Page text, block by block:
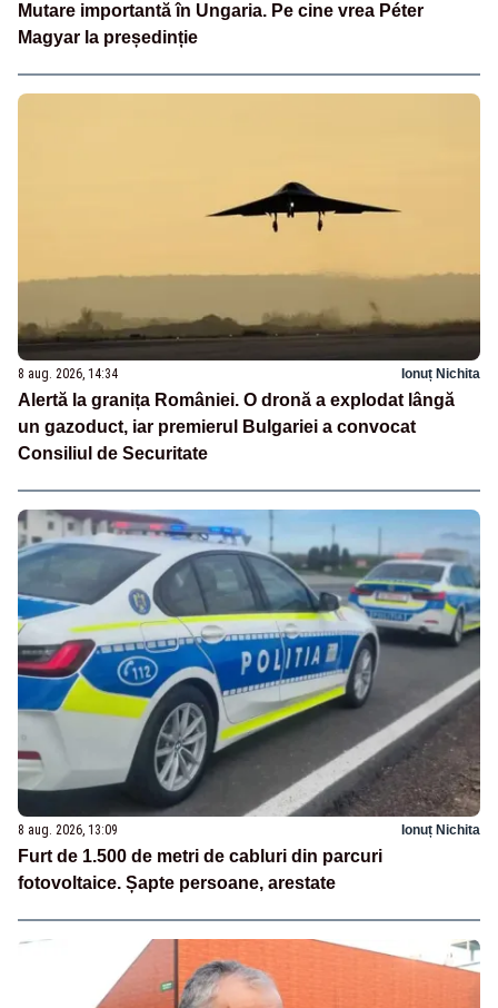
Mutare importantă în Ungaria. Pe cine vrea Péter
Magyar la președinție
8 aug. 2026, 14:34 Ionuț Nichita
Alertă la granița României. O dronă a explodat lângă
un gazoduct, iar premierul Bulgariei a convocat
Consiliul de Securitate
8 aug. 2026, 13:09 Ionuț Nichita
Furt de 1.500 de metri de cabluri din parcuri
fotovoltaice. Șapte persoane, arestate